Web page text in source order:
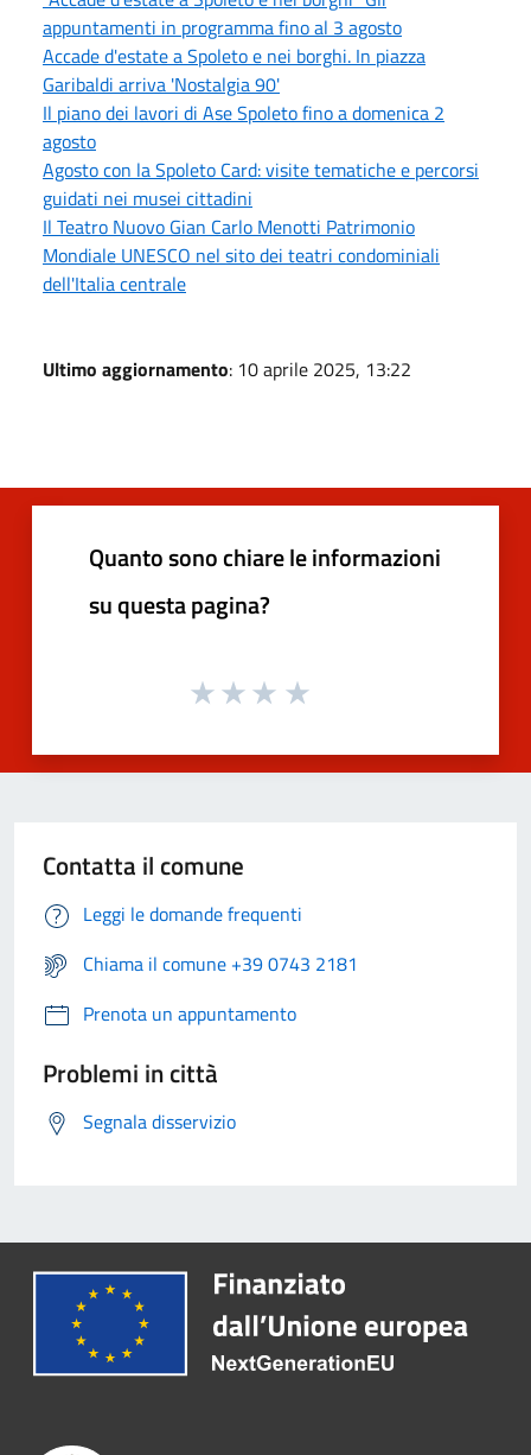
appuntamenti in programma fino al 3 agosto
Accade d'estate a Spoleto e nei borghi. In piazza
Garibaldi arriva 'Nostalgia 90'
Il piano dei lavori di Ase Spoleto fino a domenica 2
agosto
Agosto con la Spoleto Card: visite tematiche e percorsi
guidati nei musei cittadini
Il Teatro Nuovo Gian Carlo Menotti Patrimonio
Mondiale UNESCO nel sito dei teatri condominiali
dell'Italia centrale
Ultimo aggiornamento: 10 aprile 2025, 13:22
Quanto sono chiare le informazioni
su questa pagina?
Contatta il comune
Leggi le domande frequenti
Chiama il comune +39 0743 2181
Prenota un appuntamento
Problemi in città
Segnala disservizio